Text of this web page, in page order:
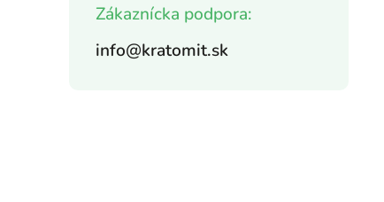
Zákaznícka podpora:
info@kratomit.sk